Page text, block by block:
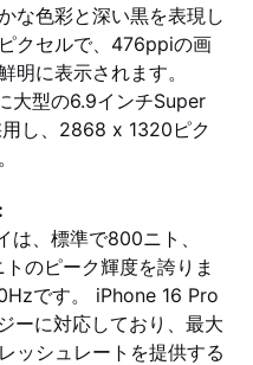
な色彩と深い黒を表現し
クセルで、476ppiの画
明に表示されます。
大型の6.9インチSuper
し、2868 x 1320ピク
、標準で800ニト、
のピーク輝度を誇りま
です。 iPhone 16 Pro
ーに対応しており、最大
ッシュレートを提供する